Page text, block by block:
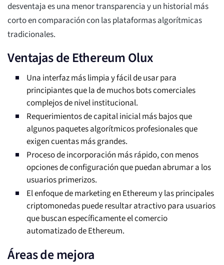
desventaja es una menor transparencia y un historial más
corto en comparación con las plataformas algorítmicas
tradicionales.
Ventajas de Ethereum Olux
Una interfaz más limpia y fácil de usar para
principiantes que la de muchos bots comerciales
complejos de nivel institucional.
Requerimientos de capital inicial más bajos que
algunos paquetes algorítmicos profesionales que
exigen cuentas más grandes.
Proceso de incorporación más rápido, con menos
opciones de configuración que puedan abrumar a los
usuarios primerizos.
El enfoque de marketing en Ethereum y las principales
criptomonedas puede resultar atractivo para usuarios
que buscan específicamente el comercio
automatizado de Ethereum.
Áreas de mejora